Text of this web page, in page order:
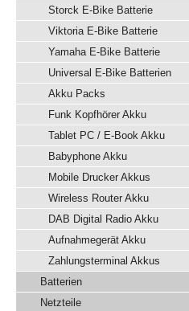
Storck E-Bike Batterie
Viktoria E-Bike Batterie
Yamaha E-Bike Batterie
Universal E-Bike Batterien
Akku Packs
Funk Kopfhörer Akku
Tablet PC / E-Book Akku
Babyphone Akku
Mobile Drucker Akkus
Wireless Router Akku
DAB Digital Radio Akku
Aufnahmegerät Akku
Zahlungsterminal Akkus
Batterien
Netzteile